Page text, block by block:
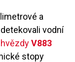
a
vodní
V883
stopy